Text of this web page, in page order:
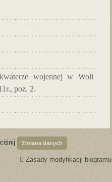
wojennej w Woli
poz. 2.
Zmiana danych
Zasady modyfikacji biogramu